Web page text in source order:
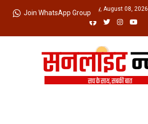
Saturday, August 08, 2026
Join WhatsApp Group